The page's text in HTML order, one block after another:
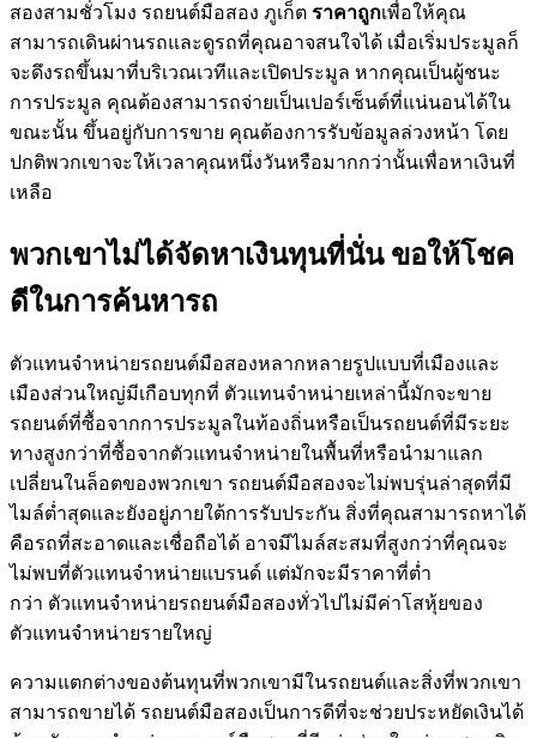
สองสามชั่วโมง รถยนต์มือสอง ภูเก็ต ราคาถูกเพื่อให้คุณ
สามารถเดินผ่านรถและดูรถที่คุณอาจสนใจได้ เมื่อเริ่มประมูลก็
จะดึงรถขึ้นมาที่บริเวณเวทีและเปิดประมูล หากคุณเป็นผู้ชนะ
การประมูล คุณต้องสามารถจ่ายเป็นเปอร์เซ็นต์ที่แน่นอนได้ใน
ขณะนั้น ขึ้นอยู่กับการขาย คุณต้องการรับข้อมูลล่วงหน้า โดย
ปกติพวกเขาจะให้เวลาคุณหนึ่งวันหรือมากกว่านั้นเพื่อหาเงินที่
เหลือ
พวกเขาไม่ได้จัดหาเงินทุนที่นั่น ขอให้โชค
ดีในการค้นหารถ
ตัวแทนจำหน่ายรถยนต์มือสองหลากหลายรูปแบบที่เมืองและ
เมืองส่วนใหญ่มีเกือบทุกที่ ตัวแทนจำหน่ายเหล่านี้มักจะขาย
รถยนต์ที่ซื้อจากการประมูลในท้องถิ่นหรือเป็นรถยนต์ที่มีระยะ
ทางสูงกว่าที่ซื้อจากตัวแทนจำหน่ายในพื้นที่หรือนำมาแลก
เปลี่ยนในล็อตของพวกเขา รถยนต์มือสองจะไม่พบรุ่นล่าสุดที่มี
ไมล์ต่ำสุดและยังอยู่ภายใต้การรับประกัน สิ่งที่คุณสามารถหาได้
คือรถที่สะอาดและเชื่อถือได้ อาจมีไมล์สะสมที่สูงกว่าที่คุณจะ
ไม่พบที่ตัวแทนจำหน่ายแบรนด์ แต่มักจะมีราคาที่ต่ำ
กว่า ตัวแทนจำหน่ายรถยนต์มือสองทั่วไปไม่มีค่าโสหุ้ยของ
ตัวแทนจำหน่ายรายใหญ่
ความแตกต่างของต้นทุนที่พวกเขามีในรถยนต์และสิ่งที่พวกเขา
สามารถขายได้ รถยนต์มือสองเป็นการดีที่จะช่วยประหยัดเงินได้